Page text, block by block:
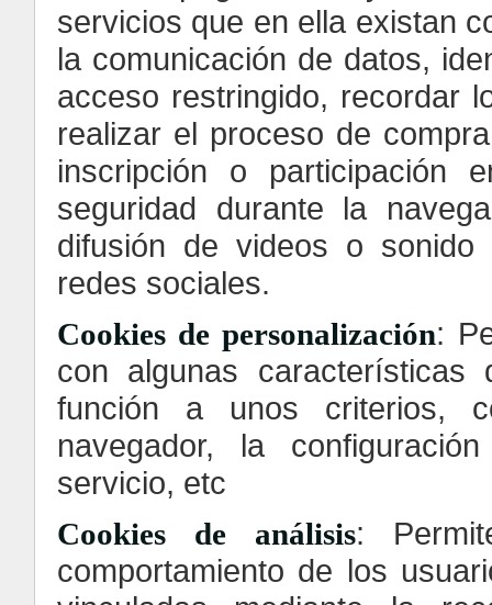
servicios que en ella existan
la comunicación de datos,
acceso restringido, recordar
realizar el proceso de
inscripción o participación
seguridad durante la
difusión de videos o
redes sociales.
Cookies de personalización:
con algunas características
función a unos criterios,
navegador, la
servicio, etc
Cookies de análisis:
comportamiento de los